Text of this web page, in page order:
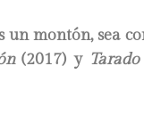
un montón, sea
(2017) y Tarado